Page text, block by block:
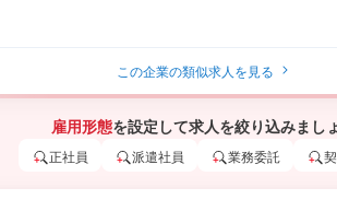
この企業の類似求人を見る
雇用形態を設定して求人を絞り込みまし
正社員 派遣社員 業務委託